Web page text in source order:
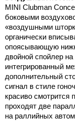
MINI Clubman
боковыми
«воздушными
органически
опоясывающую
двойной спойлер
интегрированный
дополнительный
сигнал в стиле
красиво смотрится
проходят две
на раллийных